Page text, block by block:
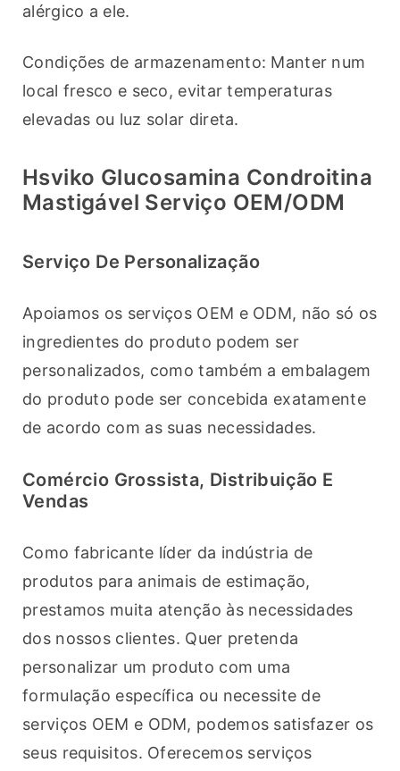
alérgico a ele.
Condições de armazenamento: Manter num
local fresco e seco, evitar temperaturas
elevadas ou luz solar direta.
Hsviko Glucosamina Condroitina
Mastigável Serviço OEM/ODM
Serviço De Personalização
Apoiamos os serviços OEM e ODM, não só os
ingredientes do produto podem ser
personalizados, como também a embalagem
do produto pode ser concebida exatamente
de acordo com as suas necessidades.
Comércio Grossista, Distribuição E
Vendas
Como fabricante líder da indústria de
produtos para animais de estimação,
prestamos muita atenção às necessidades
dos nossos clientes. Quer pretenda
personalizar um produto com uma
formulação específica ou necessite de
serviços OEM e ODM, podemos satisfazer os
seus requisitos. Oferecemos serviços